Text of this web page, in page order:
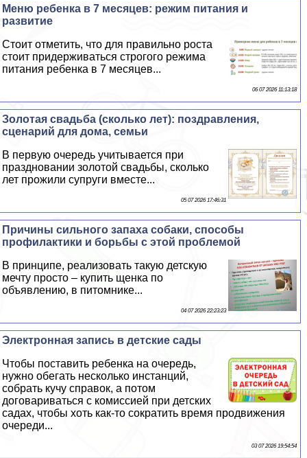
Меню ребенка в 7 месяцев: режим питания и
развитие
Стоит отметить, что для правильно роста
стоит придерживаться строгого режима
питания ребенка в 7 месяцев...
06 07 2026 11:13:18
Золотая свадьба (сколько лет): поздравления,
сценарий для дома, семьи
В первую очередь учитывается при
праздновании золотой свадьбы, сколько
лет прожили супруги вместе...
05 07 2026 17:46:31
Причины сильного запаха собаки, способы
профилактики и борьбы с этой проблемой
В принципе, реализовать такую детскую
мечту просто – купить щенка по
объявлению, в питомнике...
04 07 2026 22:23:23
Электронная запись в детские сады
Чтобы поставить ребенка на очередь,
нужно обегать несколько инстанций,
собрать кучу справок, а потом
договариваться с комиссией при детских
садах, чтобы хоть как-то сократить время продвижения
очереди...
03 07 2026 19:54:54